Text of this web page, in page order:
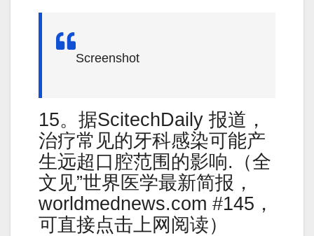
Screenshot
15。据ScitechDaily 报道，
治疗常见的牙科感染可能产
生远超口腔范围的影响.（全
文见”世界医学最新简报，
worldmednews.com #145，
可直接点击上网阅读）